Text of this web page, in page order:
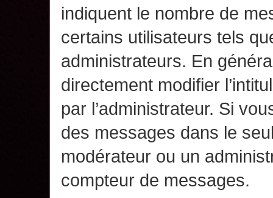
indiquent le nombre de
certains utilisateurs tels
administrateurs. En
directement modifier
par l’administrateur. Si
des messages dans le
modérateur ou un
compteur de messages.